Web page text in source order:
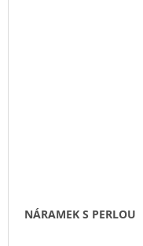
NÁRAMEK S PERLOU